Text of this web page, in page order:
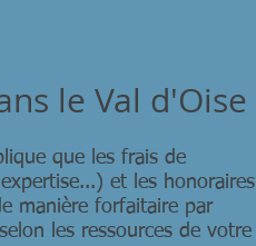
le Val d'Oise
que les frais de
et les honoraires
manière forfaitaire par
les ressources de votre